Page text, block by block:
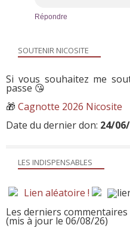
Répondre
LES INDISPENSABLES
Lien aléatoire !
Les derniers commentaires
(mis à jour le 06/08/26)
SOUTENIR NICOSITE
Si vous souhaitez me
passe 😘
🎁 Cagnotte 2026 Nicosite
Date du dernier don: 24/